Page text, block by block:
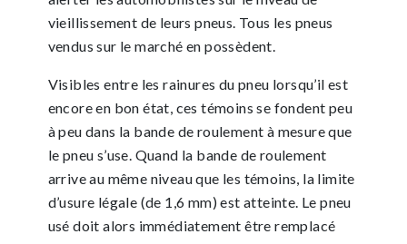
vieillissement de leurs pneus. Tous les pneus
vendus sur le marché en possèdent.
Visibles entre les rainures du pneu lorsqu’il est
encore en bon état, ces témoins se fondent peu
à peu dans la bande de roulement à mesure que
le pneu s’use. Quand la bande de roulement
arrive au même niveau que les témoins, la limite
d’usure légale (de 1,6 mm) est atteinte. Le pneu
usé doit alors immédiatement être remplacé